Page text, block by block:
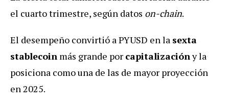
el cuarto trimestre, según datos on-chain.
El desempeño convirtió a PYUSD en la sexta
stablecoin más grande por capitalizacióny la
posiciona como una de las de mayor proyección
en 2025.